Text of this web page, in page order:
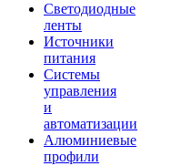
Светодиодные
ленты
Источники
питания
Системы
управления
и
автоматизации
Алюминиевые
профили